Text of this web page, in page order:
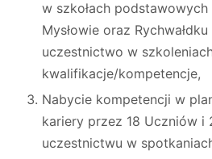
w szkołach podstawowych
Mysłowie oraz
uczestnictwo w
kwalifikacje/kompetencje,
Nabycie kompetencji w
kariery przez 18 Uczniów i
uczestnictwu w